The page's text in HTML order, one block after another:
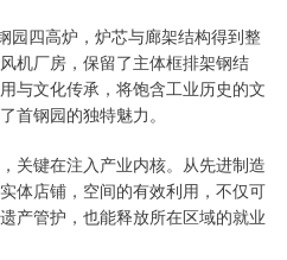
园四高炉，炉芯与廊架结构得到整
机厂房，保留了主体框排架钢结
文化传承，将饱含工业历史的文
首钢园的独特魅力。
关键在注入产业内核。从先进制造
体店铺，空间的有效利用，不仅可
产管护，也能释放所在区域的就业